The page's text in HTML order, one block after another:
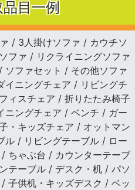
目一例
/ 3人掛けソファ / カウチソ
ファ / リクライニングソファ
ファセット / その他ソファ
ニングチェア / リビングチ
ィスチェア / 折りたたみ椅子
ニングチェア / ベンチ / ガー
・キッズチェア / オットマン
ル / リビングテーブル / ロー
ちゃぶ台 / カウンターテーブ
テーブル / デスク・机 / パソ
子供机・キッズデスク / ベッ